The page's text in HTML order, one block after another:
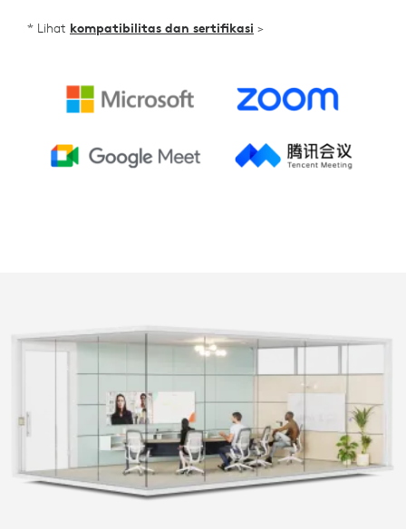
* Lihat kompatibilitas dan sertifikasi >